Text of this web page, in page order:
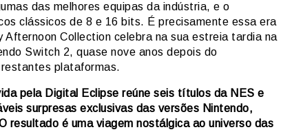
das melhores equipas da indústria, e o
clássicos de 8 e 16 bits. É precisamente essa era
Afternoon Collection celebra na sua estreia tardia na
Switch 2, quase nove anos depois do
restantes plataformas.
pela Digital Eclipse reúne seis títulos da NES e
surpresas exclusivas das versões Nintendo,
resultado é uma viagem nostálgica ao universo das